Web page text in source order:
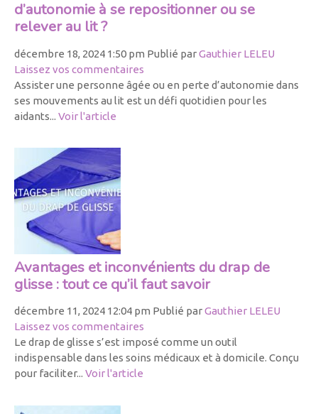
d’autonomie à se repositionner ou se
relever au lit ?
décembre 18, 2024 1:50 pm Publié parGauthier LELEU
Laissez vos commentaires
Assister une personne âgée ou en perte d’autonomie dans
ses mouvements au lit est un défi quotidien pour les
aidants... Voir l'article
Avantages et inconvénients du drap de
glisse : tout ce qu’il faut savoir
décembre 11, 2024 12:04 pm Publié parGauthier LELEU
Laissez vos commentaires
Le drap de glisse s’est imposé comme un outil
indispensable dans les soins médicaux et à domicile. Conçu
pour faciliter... Voir l'article